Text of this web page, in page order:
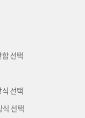
선택
선택
식 선택